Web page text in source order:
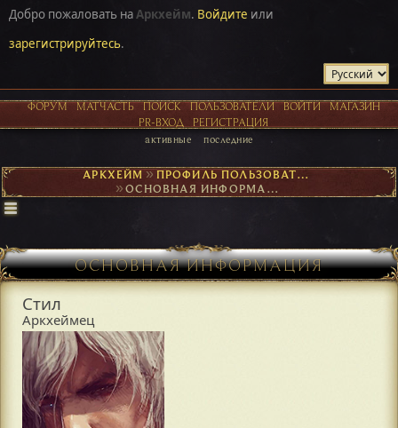
Добро пожаловать наАркхейм. Войдите или
зарегистрируйтесь.
ФОРУМ МАТЧАСТЬ ПОИСК ПОЛЬЗОВАТЕЛИ ВОЙТИ
МАГАЗИН
PR-ВХОД
РЕГИСТРАЦИЯ
активные последние
АРКХЕЙМ► ПРОФИЛЬ ПОЛЬЗОВАТЕЛЯ СТИЛ
► ОСНОВНАЯ ИНФОРМАЦИЯ
ОСНОВНАЯ ИНФОРМАЦИЯ
Стил
Аркхеймец